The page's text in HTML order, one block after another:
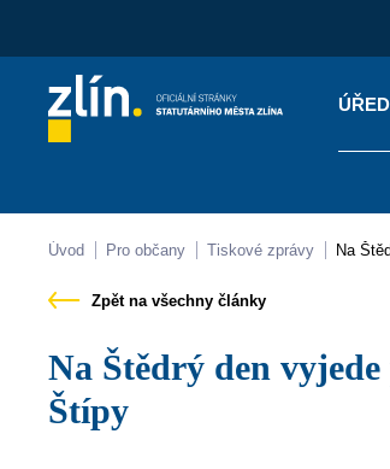
Kontakty
Úvod Pro občany Tiskové zprávy Na
Zpět na všechny články
Na Štědrý den vyjede posilový spoj na půlnoční do
Štípy